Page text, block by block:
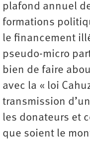
plafond annuel
formations
le financement
pseudo-micro
bien de faire
avec la « loi
transmission
les donateurs et
que soient le